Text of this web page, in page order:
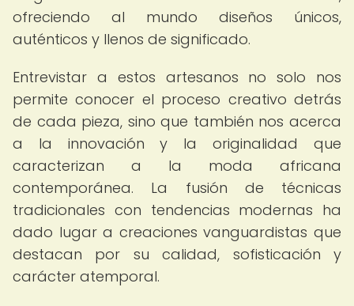
ofreciendo al mundo diseños únicos,
auténticos y llenos de significado.
Entrevistar a estos artesanos no solo nos
permite conocer el proceso creativo detrás
de cada pieza, sino que también nos acerca
a la innovación y la originalidad que
caracterizan a la moda africana
contemporánea. La fusión de técnicas
tradicionales con tendencias modernas ha
dado lugar a creaciones vanguardistas que
destacan por su calidad, sofisticación y
carácter atemporal.